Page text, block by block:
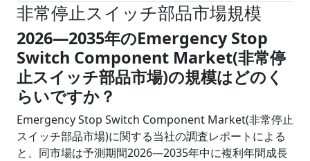
非常停止スイッチ部品市場規模
2026―2035年のEmergency Stop
Switch Component Market(非常停
止スイッチ部品市場)の規模はどのく
らいですか？
Emergency Stop Switch Component Market(非常停止
スイッチ部品市場)に関する当社の調査レポートによる
と、同市場は予測期間2026―2035年中に複利年間成長